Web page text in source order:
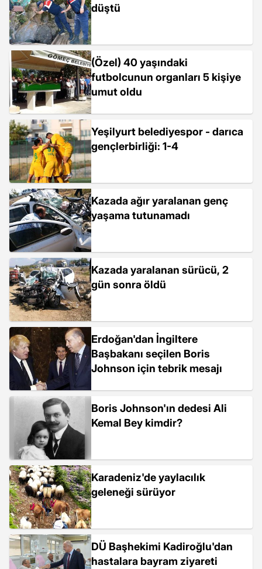
düştü
(Özel) 40 yaşındaki
futbolcunun organları 5 kişiye
umut oldu
Yeşilyurt belediyespor - darıca
gençlerbirliği: 1-4
Kazada ağır yaralanan genç
yaşama tutunamadı
Kazada yaralanan sürücü, 2
gün sonra öldü
Erdoğan'dan İngiltere
Başbakanı seçilen Boris
Johnson için tebrik mesajı
Boris Johnson'ın dedesi Ali
Kemal Bey kimdir?
Karadeniz'de yaylacılık
geleneği sürüyor
DÜ Başhekimi Kadiroğlu'dan
hastalara bayram ziyareti